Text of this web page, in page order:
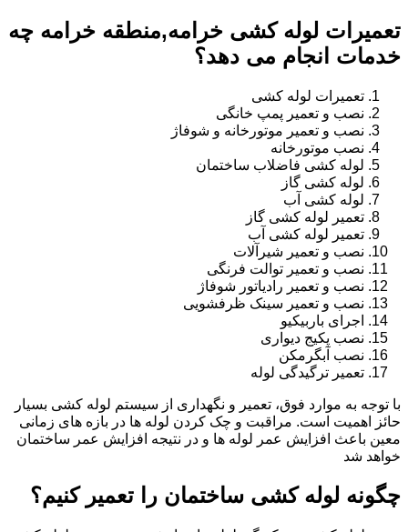
تعمیرات لوله کشی خرامه,منطقه خرامه چه
خدمات انجام می دهد؟
تعمیرات لوله کشی
نصب و تعمیر پمپ خانگی
نصب و تعمیر موتورخانه و شوفاژ
نصب موتورخانه
لوله کشی فاضلاب ساختمان
لوله کشی گاز
لوله کشی آب
تعمیر لوله کشی گاز
تعمیر لوله کشی آب
نصب و تعمیر شیرآلات
نصب و تعمیر توالت فرنگی
نصب و تعمیر رادیاتور شوفاژ
نصب و تعمیر سینک ظرفشویی
اجرای باربیکیو
نصب پکیج دیواری
نصب آبگرمکن
تعمیر ترگیدگی لوله
با توجه به موارد فوق، تعمیر و نگهداری از سیستم لوله کشی بسیار
حائز اهمیت است. مراقبت و چک کردن لوله ها در بازه های زمانی
معین باعث افزایش عمر لوله ها و در نتیجه افزایش عمر ساختمان
خواهد شد
چگونه لوله کشی ساختمان را تعمیر کنیم؟